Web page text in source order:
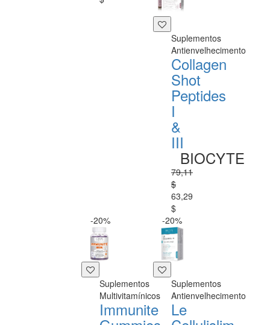
Suplementos
Antienvelhecimento
Collagen
Shot
Peptides
I
&
III
BIOCYTE
79,11
$
63,29
$
-20%
Suplementos
Multivitamínicos
Immunite
-20%
Suplementos
Antienvelhecimento
Le